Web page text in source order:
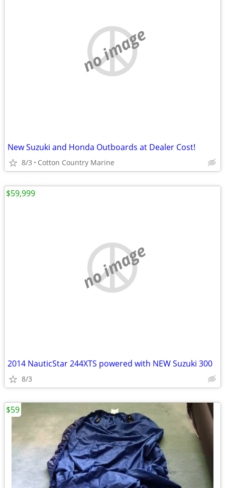
no image
New Suzuki and Honda Outboards at Dealer Cost!
8/3 Cotton Country Marine
no image
2014 NauticStar 244XTS powered with NEW Suzuki 300
8/3
$59,999
$59